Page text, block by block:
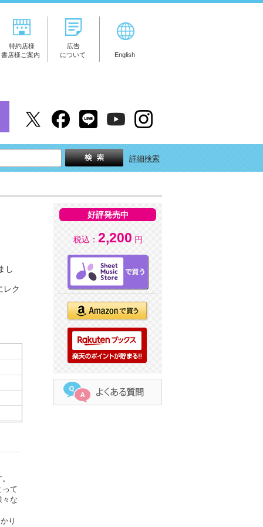
特約店様
書店様ご案内
広告
について
English
詳細検索
し
レク
って
々な
り
好評発売中
税込： 2,200 円